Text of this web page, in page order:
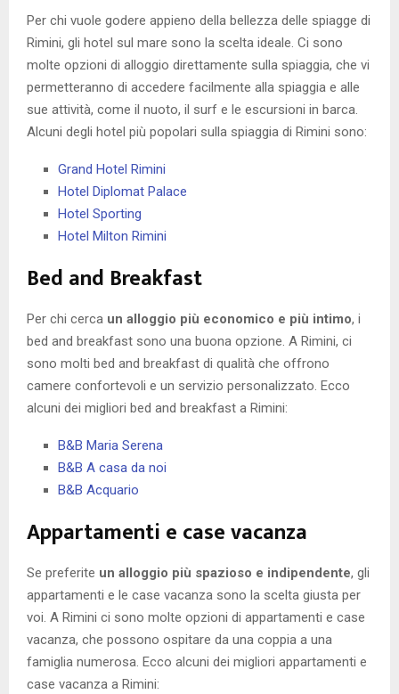
Per chi vuole godere appieno della bellezza delle spiagge di
Rimini, gli hotel sul mare sono la scelta ideale. Ci sono
molte opzioni di alloggio direttamente sulla spiaggia, che vi
permetteranno di accedere facilmente alla spiaggia e alle
sue attività, come il nuoto, il surf e le escursioni in barca.
Alcuni degli hotel più popolari sulla spiaggia di Rimini sono:
Grand Hotel Rimini
Hotel Diplomat Palace
Hotel Sporting
Hotel Milton Rimini
Bed and Breakfast
Per chi cerca un alloggio più economico e più intimo, i
bed and breakfast sono una buona opzione. A Rimini, ci
sono molti bed and breakfast di qualità che offrono
camere confortevoli e un servizio personalizzato. Ecco
alcuni dei migliori bed and breakfast a Rimini:
B&B Maria Serena
B&B A casa da noi
B&B Acquario
Appartamenti e case vacanza
Se preferite un alloggio più spazioso e indipendente, gli
appartamenti e le case vacanza sono la scelta giusta per
voi. A Rimini ci sono molte opzioni di appartamenti e case
vacanza, che possono ospitare da una coppia a una
famiglia numerosa. Ecco alcuni dei migliori appartamenti e
case vacanza a Rimini: